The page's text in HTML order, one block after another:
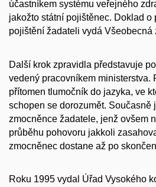
účastníkem systému veřejného
jakožto státní pojištěnec. Doklad o
pojištění žadateli vydá
Další krok zpravidla představuje
vedený pracovníkem ministerstva.
přítomen tlumočník do jazyka, ve
schopen se dorozumět. Současně
zmocněnce žadatele, jenž ovšem
průběhu pohovoru jakkoli
zmocněnec dostane až po
Roku 1995 vydal Úřad Vysokého